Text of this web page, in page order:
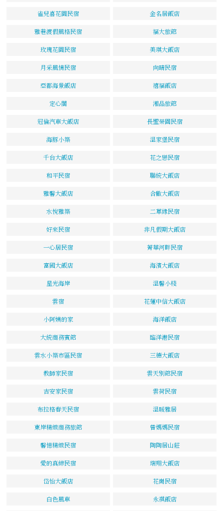
雀兒喜花園民宿 金名居飯店
雅巷渡假風格民宿 福大旅館
玫瑰花園民宿 美琪大飯店
月采風情民宿 向晴民宿
亞都海景飯店 禧福飯店
定心閣 湘品旅館
冠倫汽車大飯店 長聖榮園民宿
海豚小築 溫家堡民宿
千台大飯店 花之戀民宿
和平民宿 聯統大飯店
雅馨大飯店 合歡大飯店
水悅雅築 二草緣民宿
好來民宿 非凡假期大飯店
一心居民宿 菁華河畔民宿
富國大飯店 海濱大飯店
星光海岸 溫馨小棧
雲宿 花蓮中信大飯店
小阿姨的家 海洋飯店
大統商務賓館 臨洋港民宿
雲水小築市區民宿 三德大飯店
教師家民宿 雲天別館民宿
吉安家民宿 雲荷民宿
布拉格春天民宿 溫暖雅居
東岸精緻商務旅館 曾媽媽民宿
馨憶精緻民宿 陶陶居山莊
愛的真締民宿 瑞翔大飯店
岱怡大飯店 花崗民宿
白色風車 永祺飯店